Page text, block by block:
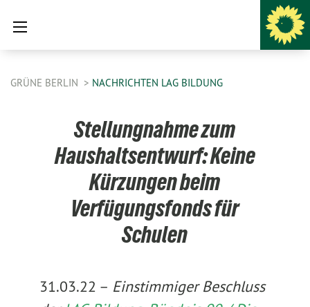
GRÜNE BERLIN NACHRICHTEN LAG BILDUNG
Stellungnahme zum
Haushaltsentwurf: Keine
Kürzungen beim
Verfügungsfonds für
Schulen
31.03.22 – Einstimmiger Beschluss